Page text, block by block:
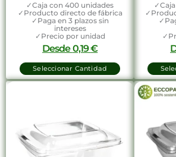
✓Caja con 400 unidades
✓Producto directo de fábrica
✓Paga en 3 plazos sin
intereses
✓Precio por unidad
Desde0,19€
Seleccionar Cantidad